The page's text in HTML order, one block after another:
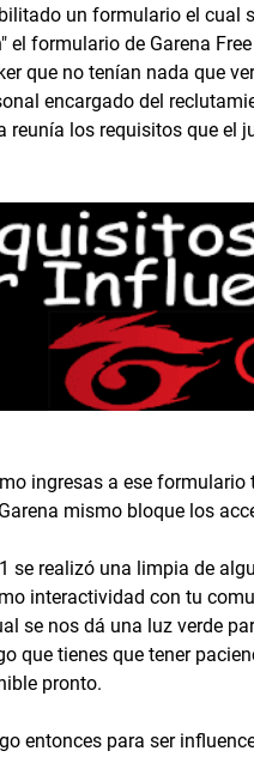
un formulario el cual
el formulario de Garena
que no tenían nada que
encargado del
reunía los requisitos que el
ingresas a ese
mismo bloque los
se realizó una limpia de
interactividad con tu
se nos dá una luz verde
que tienes que tener
pronto.
entonces para ser